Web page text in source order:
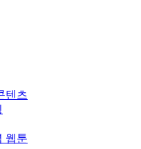
텐츠
웹툰